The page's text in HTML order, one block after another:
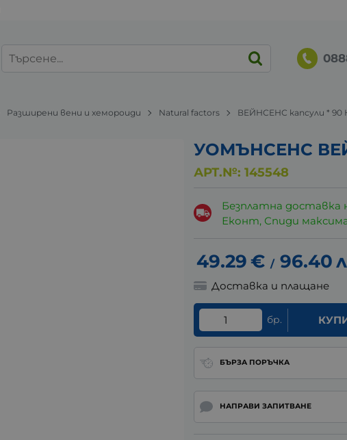
Разширени вени и хемороиди Natural factors ВЕЙНСЕНС капсули *
УОМЪНСЕНС
АРТ.№: 145548
Безплатна доставка
Еконт, Спиди
49.29€ / 96.40
Доставка и плащане
бр.
БЪРЗА ПОРЪЧКА
НАПРАВИ ЗАПИТВАНЕ